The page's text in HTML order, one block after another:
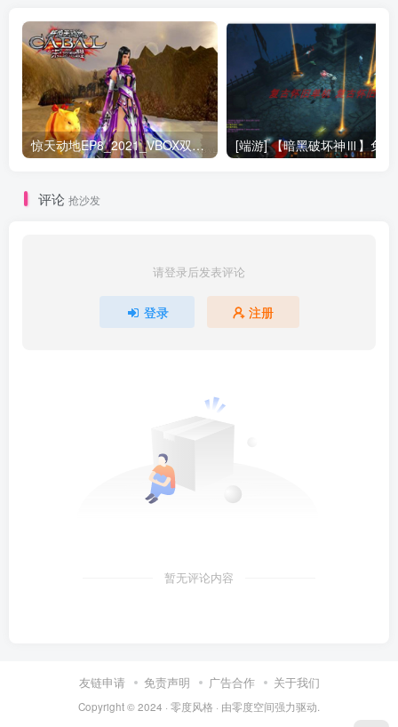
惊天动地EP8_2021_VBOX双虚拟机单机版 win10可玩
评论 抢沙发
请登录后发表评论
登录 注册
暂无评论内容
友链申请 免责声明 广告合作 关于我们
Copyright © 2024 · 零度风格 · 由零度空间强力驱动.